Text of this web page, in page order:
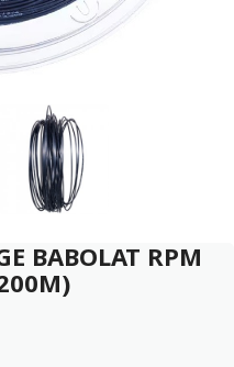
BABOLAT RPM